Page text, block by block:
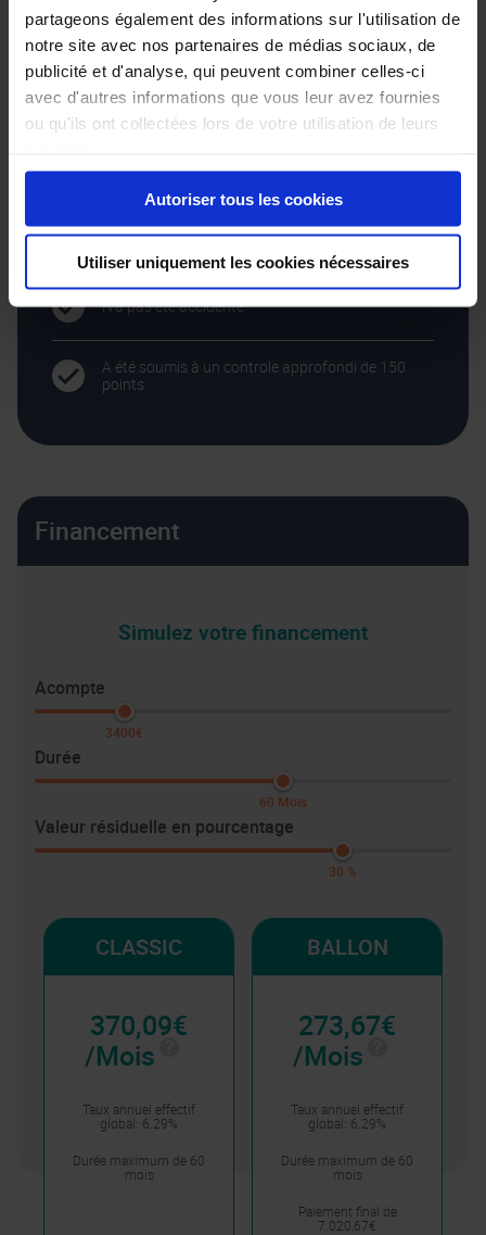
partageons également des informations sur l'utilisation de
notre site avec nos partenaires de médias sociaux, de
publicité et d'analyse, qui peuvent combiner celles-ci
avec d'autres informations que vous leur avez fournies
ou qu'ils ont collectées lors de votre utilisation de leurs
Autoriser tous les cookies
Utiliser uniquement les cookies nécessaires
Est en ordre d’entretien
A une profondeur de pneu de min. 3.5mm
A été soumis à un essai sur route
A été, si nécessaire, reconditionné selon nos
N’a pas été accidenté
A été soumis à un controle approfondi de 150
points
Financement
Simulez votre financement
Acompte
3400€
Durée
60 Mois
Valeur résiduelle en pourcentage
30 %
CLASSIC
370,09€
/Mois
Taux annuel effectif
global: 6.29%
Durée maximum de 60
mois
BALLON
273,67€
/Mois
Taux annuel effectif
global: 6.29%
Durée maximum de 60
mois
Paiement final de
7.020,67€